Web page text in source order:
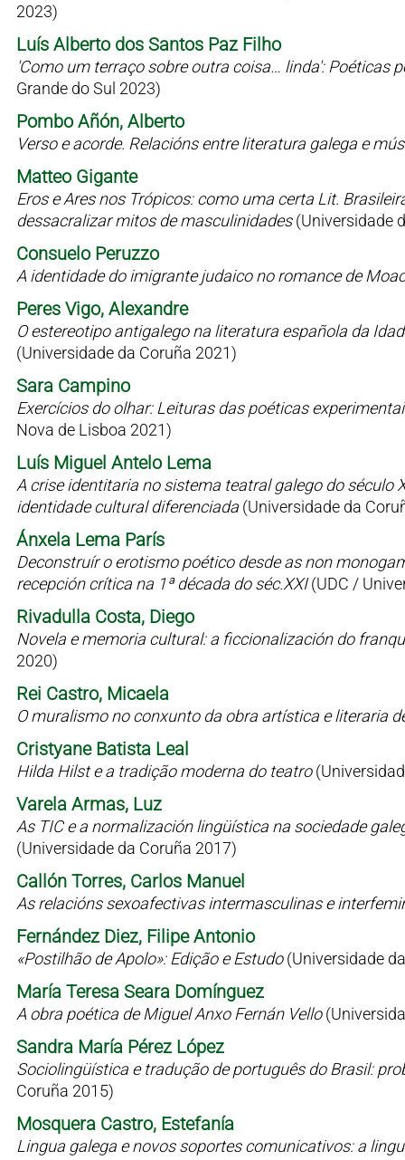
2023)
Luís Alberto dos Santos Paz Filho
'Como um terraço sobre outra coisa… linda': Poéticas
Grande do Sul 2023)
Pombo Añón, Alberto
Verso e acorde. Relacións entre literatura galega e
Matteo Gigante
Eros e Ares nos Trópicos: como uma certa Lit.
dessacralizar mitos de masculinidades(Universidade
Consuelo Peruzzo
A identidade do imigrante judaico no romance de
Peres Vigo, Alexandre
O estereotipo antigalego na literatura española da
(Universidade da Coruña 2021)
Sara Campino
Exercícios do olhar: Leituras das poéticas
Nova de Lisboa 2021)
Luís Miguel Antelo Lema
A crise identitaria no sistema teatral galego do século
identidade cultural diferenciada (Universidade da
Ánxela Lema París
Deconstruír o erotismo poético desde as non
recepción crítica na 1ª década do séc.XXI(UDC /
Rivadulla Costa, Diego
Novela e memoria cultural: a ficcionalización do
2020)
Rei Castro, Micaela
O muralismo no conxunto da obra artística e literaria
Cristyane Batista Leal
Hilda Hilst e a tradição moderna do teatro
Varela Armas, Luz
As TIC e a normalización lingüística na sociedade
(Universidade da Coruña 2017)
Callón Torres, Carlos Manuel
As relacións sexoafectivas intermasculinas e
Fernández Diez, Filipe Antonio
«Postilhão de Apolo»: Edição e Estudo(Universidade
María Teresa Seara Domínguez
A obra poética de Miguel Anxo Fernán Vello
Sandra María Pérez López
Sociolingüística e tradução de português do Brasil:
Coruña 2015)
Mosquera Castro, Estefanía
Lingua galega e novos soportes comunicativos: a